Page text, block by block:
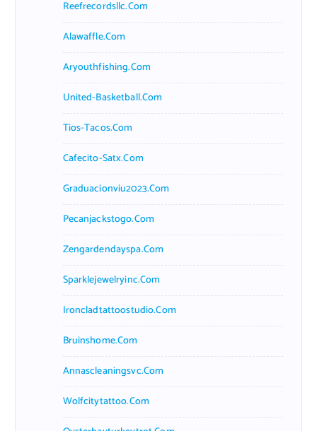
Reefrecordsllc.com
Alawaffle.com
Aryouthfishing.com
United-Basketball.com
Tios-Tacos.com
Cafecito-Satx.com
Graduacionviu2023.com
Pecanjackstogo.com
Zengardendayspa.com
Sparklejewelryinc.com
Ironcladtattoostudio.com
Bruinshome.com
Annascleaningsvc.com
Wolfcitytattoo.com